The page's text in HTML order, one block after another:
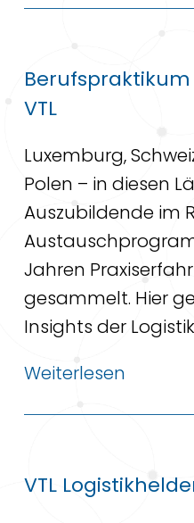
VTL
Luxemburg,
Polen – in diesen
Auszubildende im
Jahren
gesammelt. Hier
Insights der
Weiterlesen
VTL